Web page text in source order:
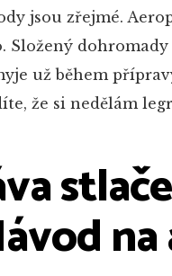
jsou zřejmé.
Složený
už během
že si nedělám